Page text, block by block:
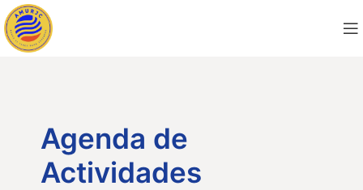
Agenda de
Actividades